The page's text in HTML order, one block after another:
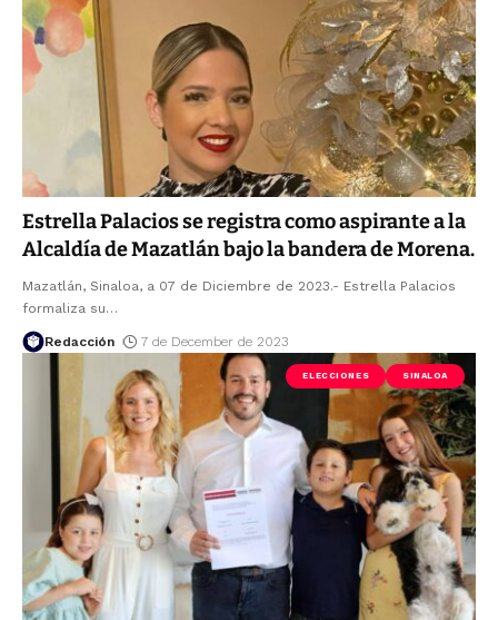
Estrella Palacios se registra como aspirante a la
Alcaldía de Mazatlán bajo la bandera de Morena.
Mazatlán, Sinaloa, a 07 de Diciembre de 2023.- Estrella Palacios
formaliza su…
Redacción 7 de December de 2023
ELECCIONES SINALOA